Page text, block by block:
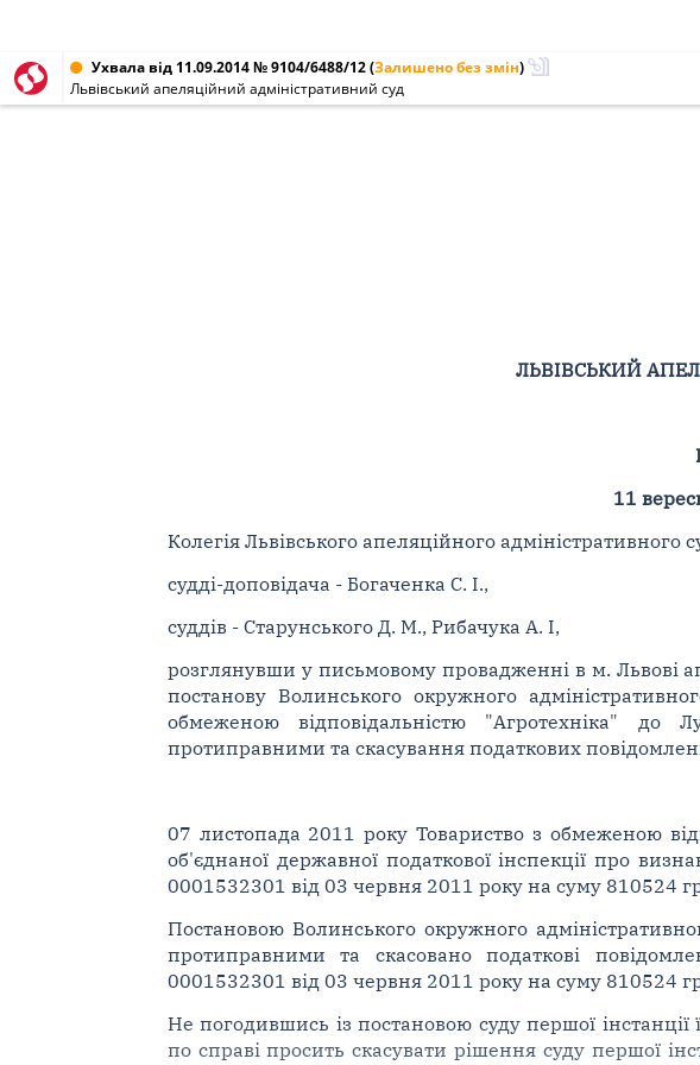
Ухвала від 11.09.2014 № 9104/6488/12(Залишено без змін)
Львівський апеляційний адміністративний суд
ЛЬВІВСЬКИЙ
11
Колегія Львівського апеляційного адміністративного
судді-доповідача - Богаченка С. І.,
суддів - Старунського Д. М., Рибачука А. І,
розглянувши у письмовому провадженні в м. Львові
постанову Волинського окружного
обмеженою відповідальністю "Агротехніка" до
протиправними та скасування податкових
07 листопада 2011 року Товариство з обмеженою
об'єднаної державної податкової інспекції про
0001532301 від 03 червня 2011 року на суму 810524
Постановою Волинського окружного
протиправними та скасовано податкові
0001532301 від 03 червня 2011 року на суму 810524
Не погодившись із постановою суду першої
по справі просить скасувати рішення суду першої